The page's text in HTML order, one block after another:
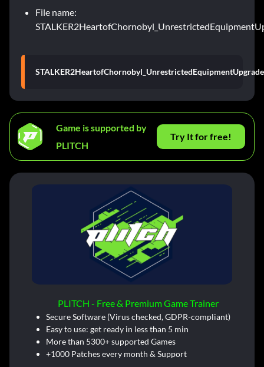
File name:
Game is supported by
PLITCH
Try It for free!
PLITCH - Free & Premium Game Trainer
Secure Software (Virus checked, GDPR-compliant)
Easy to use: get ready in less than 5 min
More than 5300+ supported Games
+1000 Patches every month & Support